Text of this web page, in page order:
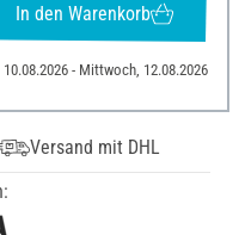
In den Warenkorb
- Mittwoch, 12.08.2026
Versand mit DHL